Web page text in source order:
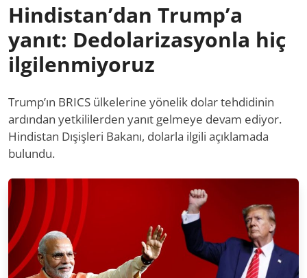
Hindistan’dan Trump’a
yanıt: Dedolarizasyonla hiç
ilgilenmiyoruz
Trump’ın BRICS ülkelerine yönelik dolar tehdidinin
ardından yetkililerden yanıt gelmeye devam ediyor.
Hindistan Dışişleri Bakanı, dolarla ilgili açıklamada
bulundu.